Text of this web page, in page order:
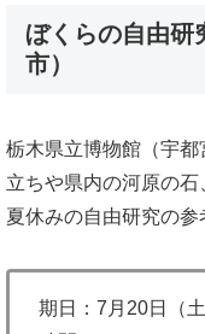
ぼくらの自由研
市）
栃木県立博物館（宇都
立ちや県内の河原の石
夏休みの自由研究の参
期日：7月20日（